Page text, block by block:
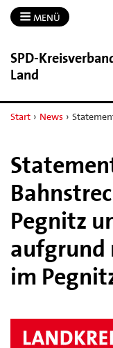
MENÜ
SPD-​
Land
Start › News ›
Pegnitz
aufgrund
im